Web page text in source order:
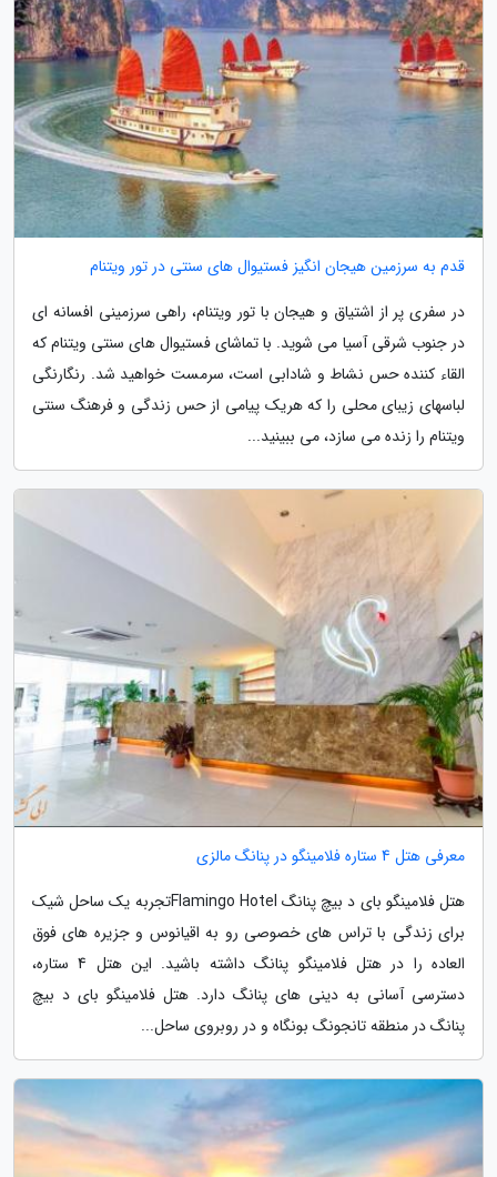
قدم به سرزمین هیجان انگیز فستیوال های سنتی در تور ویتنام
در سفری پر از اشتیاق و هیجان با تور ویتنام، راهی سرزمینی افسانه ای
در جنوب شرقی آسیا می شوید. با تماشای فستیوال های سنتی ویتنام که
القاء کننده حس نشاط و شادابی است، سرمست خواهید شد. رنگارنگی
لباسهای زیبای محلی را که هریک پیامی از حس زندگی و فرهنگ سنتی
ویتنام را زنده می سازد، می ببینید...
معرفی هتل 4 ستاره فلامینگو در پنانگ مالزی
هتل فلامینگو بای د بیچ پنانگ Flamingo Hotelتجربه یک ساحل شیک
برای زندگی با تراس های خصوصی رو به اقیانوس و جزیره های فوق
العاده را در هتل فلامینگو پنانگ داشته باشید. این هتل 4 ستاره،
دسترسی آسانی به دینی های پنانگ دارد. هتل فلامینگو بای د بیچ
پنانگ در منطقه تانجونگ بونگاه و در روبروی ساحل...